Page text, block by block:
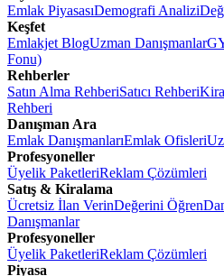
Emlak PiyasasıDemografi Analizi
Keşfet
Emlakjet BlogUzman Danışmanlar
Fonu)
Rehberler
Satın Alma RehberiSatıcı Rehberi
Rehberi
Danışman Ara
Emlak DanışmanlarıEmlak Ofisleri
Profesyoneller
Üyelik PaketleriReklam Çözümleri
Satış & Kiralama
Ücretsiz İlan VerinDeğerini Öğren
Danışmanlar
Profesyoneller
Üyelik PaketleriReklam Çözümleri
Piyasa